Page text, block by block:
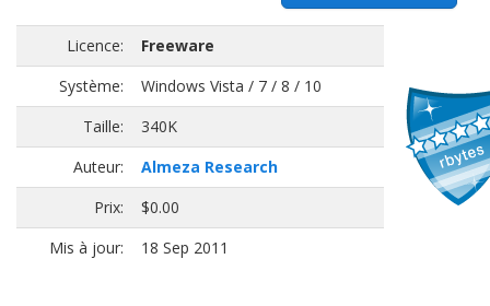
Licence:
Freeware
Système:
Windows Vista / 7 / 8 / 10
Taille:
340K
Auteur:
Almeza Research
Prix:
$0.00
Mis à jour:
18 Sep 2011